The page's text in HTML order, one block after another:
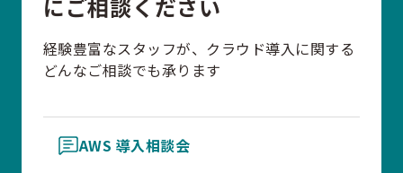
にご相談ください
経験豊富なスタッフが、クラウド導入に関する
どんなご相談でも承ります
AWS 導入相談会